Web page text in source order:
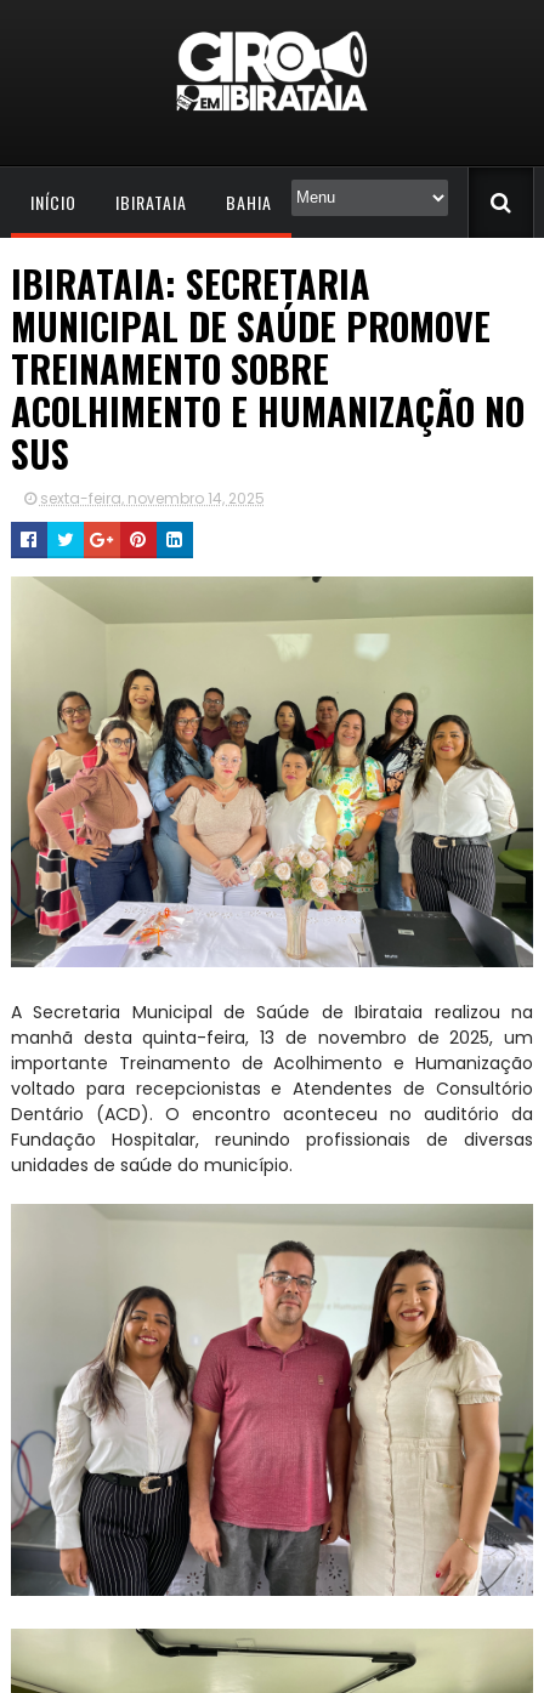
INÍCIO IBIRATAIA BAHIA
IBIRATAIA: SECRETARIA
MUNICIPAL DE SAÚDE PROMOVE
TREINAMENTO SOBRE
ACOLHIMENTO E HUMANIZAÇÃO NO
SUS
sexta-feira, novembro 14, 2025
A Secretaria Municipal de Saúde de Ibirataia realizou na
manhã desta quinta-feira, 13 de novembro de 2025, um
importante Treinamento de Acolhimento e Humanização
voltado para recepcionistas e Atendentes de Consultório
Dentário (ACD). O encontro aconteceu no auditório da
Fundação Hospitalar, reunindo profissionais de diversas
unidades de saúde do município.